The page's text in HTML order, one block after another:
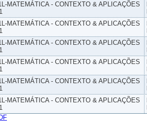
MATEMÁTICA - CONTEXTO & APLICAÇÕES
MATEMÁTICA - CONTEXTO & APLICAÇÕES
MATEMÁTICA - CONTEXTO & APLICAÇÕES
MATEMÁTICA - CONTEXTO & APLICAÇÕES
MATEMÁTICA - CONTEXTO & APLICAÇÕES
MATEMÁTICA - CONTEXTO & APLICAÇÕES